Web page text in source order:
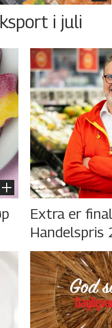
i juli
Extra er
Handelspris